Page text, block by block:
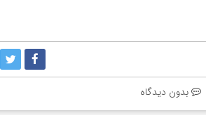
بدون دیدگاه